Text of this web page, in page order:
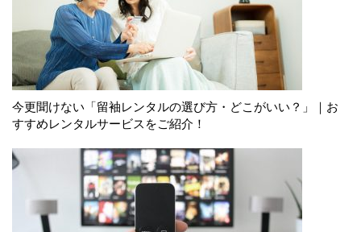
今更聞けない「留袖レンタルの選び方・どこがいい？」｜お
すすめレンタルサービスをご紹介！